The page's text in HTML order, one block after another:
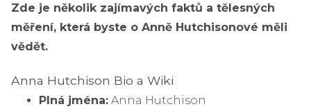
Zde je několik zajímavých faktů a tělesných
měření, která byste o Anně Hutchisonové měli
vědět.
Anna Hutchison Bio a Wiki
Plná jména: Anna Hutchison